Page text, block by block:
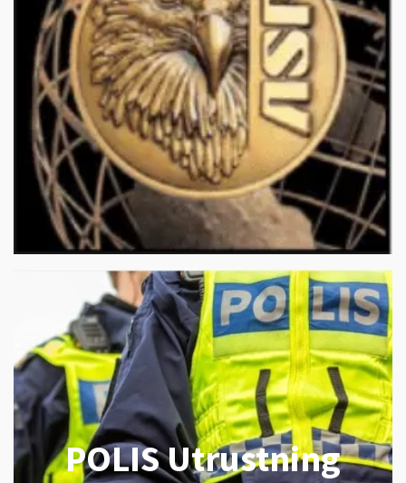
POLIS Utrustning